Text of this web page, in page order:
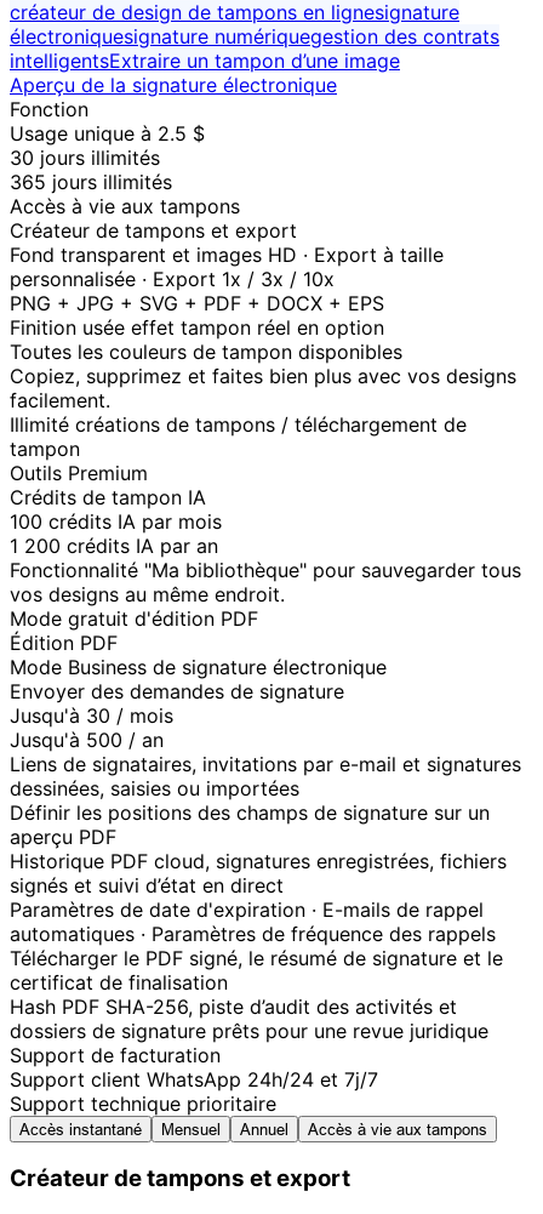
créateur de design de tampons en lignesignature
électroniquesignature numériquegestion des contrats
intelligentsExtraire un tampon d’une image
Aperçu de la signature électronique
Fonction
Usage unique à 2.5 $
30 jours illimités
365 jours illimités
Accès à vie aux tampons
Créateur de tampons et export
Fond transparent et images HD · Export à taille
personnalisée · Export 1x / 3x / 10x
PNG + JPG + SVG + PDF + DOCX + EPS
Finition usée effet tampon réel en option
Toutes les couleurs de tampon disponibles
Copiez, supprimez et faites bien plus avec vos designs
facilement.
Illimité créations de tampons / téléchargement de
tampon
Outils Premium
Crédits de tampon IA
100 crédits IA par mois
1 200 crédits IA par an
Fonctionnalité "Ma bibliothèque" pour sauvegarder tous
vos designs au même endroit.
Mode gratuit d'édition PDF
Édition PDF
Mode Business de signature électronique
Envoyer des demandes de signature
Jusqu'à 30 / mois
Jusqu'à 500 / an
Liens de signataires, invitations par e-mail et signatures
dessinées, saisies ou importées
Définir les positions des champs de signature sur un
aperçu PDF
Historique PDF cloud, signatures enregistrées, fichiers
signés et suivi d’état en direct
Paramètres de date d'expiration · E-mails de rappel
automatiques · Paramètres de fréquence des rappels
Télécharger le PDF signé, le résumé de signature et le
certificat de finalisation
Hash PDF SHA-256, piste d’audit des activités et
dossiers de signature prêts pour une revue juridique
Support de facturation
Support client WhatsApp 24h/24 et 7j/7
Support technique prioritaire
Accès instantané Mensuel Annuel Accès à vie aux tampons
Créateur de tampons et export